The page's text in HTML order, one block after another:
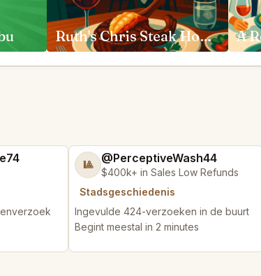
Ruth's Chris Steak House Anaheim
🎱 @PerceptiveWash44
$400k+ in Sales Low Refunds
Stadsgeschiedenis
Ingevulde 424-verzoeken in de buurt
Begint meestal in 2 minutes